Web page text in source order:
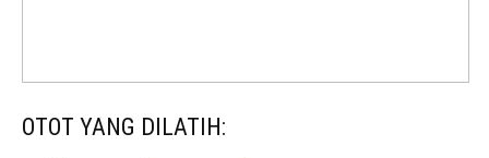
OTOT YANG DILATIH: